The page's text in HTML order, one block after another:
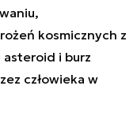
kosmicznych z
i burz
człowieka w